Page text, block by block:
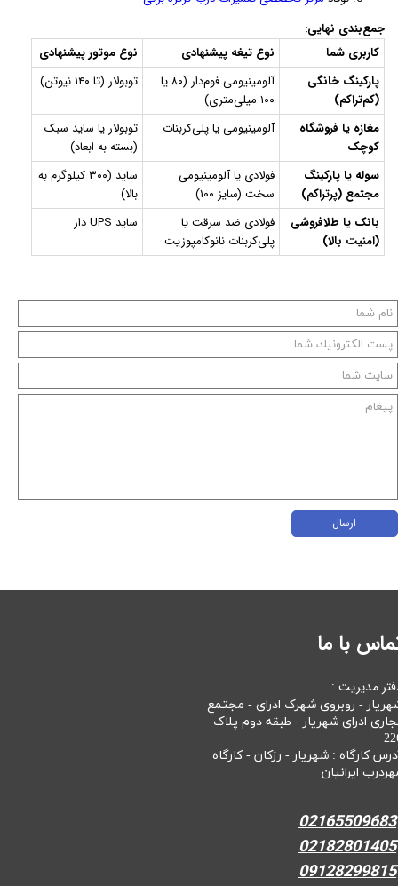
جمع‌بندی نهایی:
کاربری شما
نوع تیغه پیشنهادی
نوع موتور پیشنهادی
پارکینگ خانگی
(کم‌تراکم)
آلومینیومی فوم‌دار (۸۰ یا
۱۰۰ میلی‌متری)
توبولار (تا ۱۴۰ نیوتن)
مغازه یا فروشگاه
کوچک
آلومینیومی یا پلی‌کربنات
توبولار یا ساید سبک
(بسته به ابعاد)
سوله یا پارکینگ
مجتمع (پرتراکم)
فولادی یا آلومینیومی
سخت (سایز ۱۰۰)
ساید (۳۰۰ کیلوگرم به
بالا)
بانک یا طلافروشی
(امنیت بالا)
فولادی ضد سرقت یا
پلی‌کربنات نانوکامپوزیت
ساید UPS دار
ارسال
با ما
مدیریت :
- روبروی شهرک ادرای - مجتمع
ادرای شهریار - طبقه دوم پلاک
کارگاه : شهریار - رزکان - کارگاه
ایرانیان
02165509683
02182801405
09128299815